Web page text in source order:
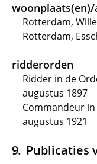
woonplaats(en)/
Rotterdam,
Rotterdam,
ridderorden
Ridder in de
augustus 1897
Commandeur
augustus 1921
Publicaties